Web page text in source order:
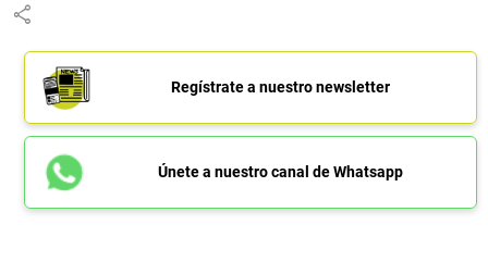
share
Regístrate a nuestro newsletter
Únete a nuestro canal de Whatsapp